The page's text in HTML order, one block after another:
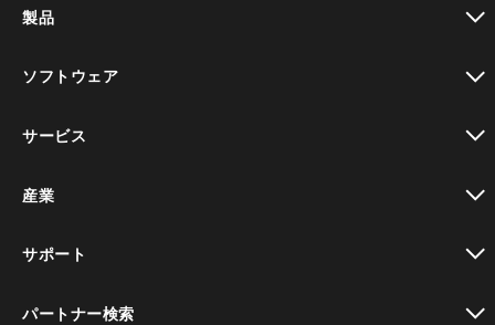
製品
ソフトウェア
サービス
産業
サポート
パートナー検索